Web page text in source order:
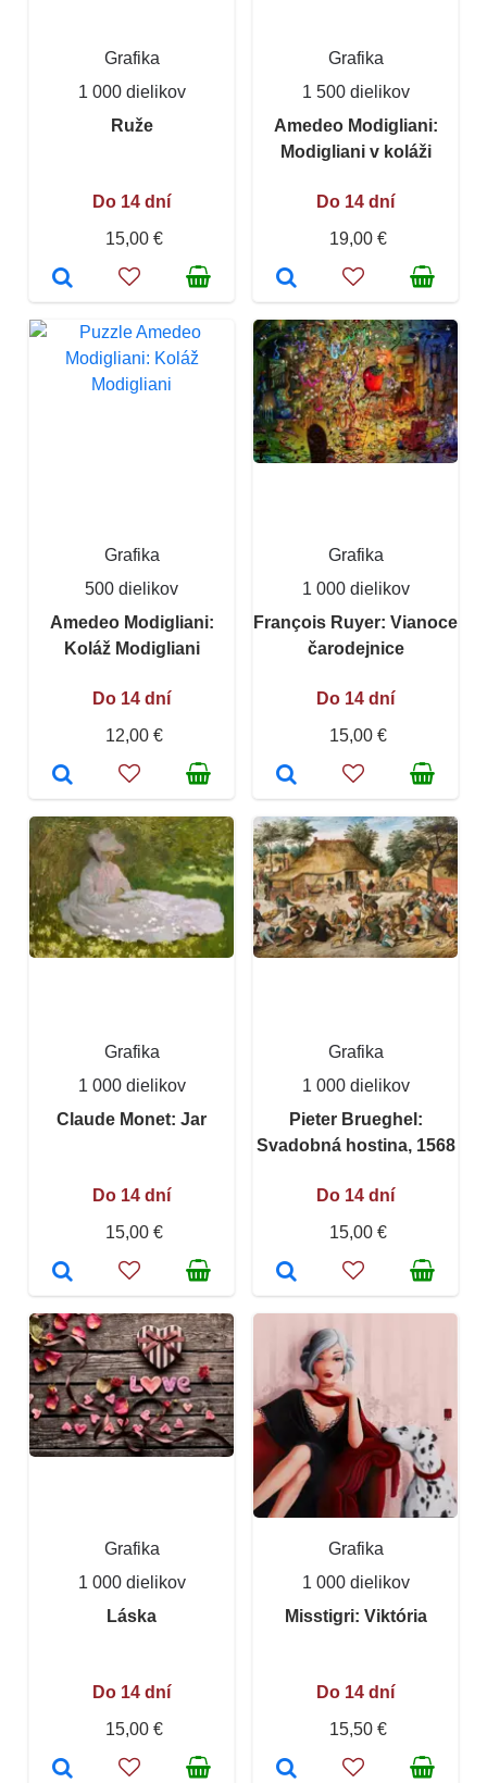
Grafika
1 000 dielikov
Ruže
Do 14 dní
15,00 €
Grafika
1 500 dielikov
Amedeo Modigliani:
Modigliani v koláži
Do 14 dní
19,00 €
Grafika
500 dielikov
Amedeo Modigliani:
Koláž Modigliani
Do 14 dní
12,00 €
Grafika
1 000 dielikov
François Ruyer: Vianoce
čarodejnice
Do 14 dní
15,00 €
Grafika
1 000 dielikov
Claude Monet: Jar
Do 14 dní
15,00 €
Grafika
1 000 dielikov
Pieter Brueghel:
Svadobná hostina, 1568
Do 14 dní
15,00 €
Grafika
1 000 dielikov
Láska
Do 14 dní
15,00 €
Grafika
1 000 dielikov
Misstigri: Viktória
Do 14 dní
15,50 €